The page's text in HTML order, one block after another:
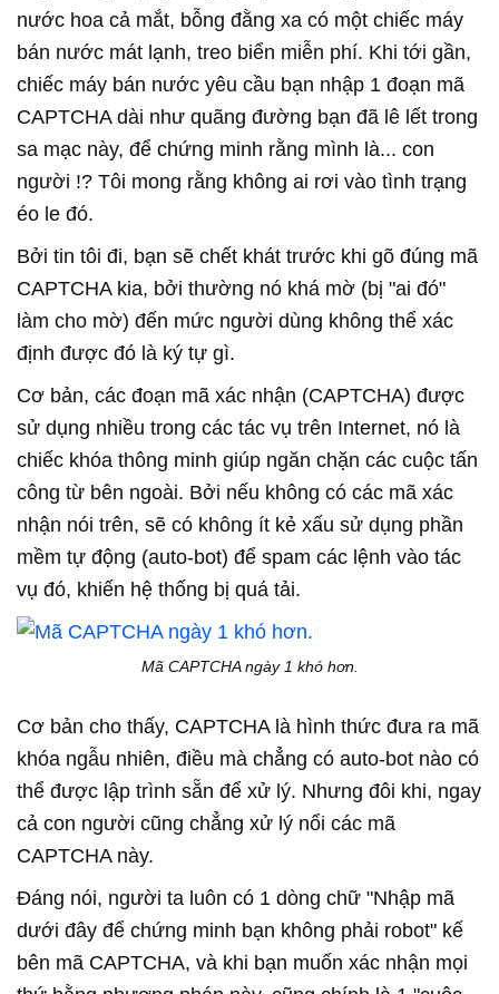
nước hoa cả mắt, bỗng đằng xa có một chiếc máy
bán nước mát lạnh, treo biển miễn phí. Khi tới gần,
chiếc máy bán nước yêu cầu bạn nhập 1 đoạn mã
CAPTCHA dài như quãng đường bạn đã lê lết trong
sa mạc này, để chứng minh rằng mình là... con
người !? Tôi mong rằng không ai rơi vào tình trạng
éo le đó.
Bởi tin tôi đi, bạn sẽ chết khát trước khi gõ đúng mã
CAPTCHA kia, bởi thường nó khá mờ (bị "ai đó"
làm cho mờ) đến mức người dùng không thể xác
định được đó là ký tự gì.
Cơ bản, các đoạn mã xác nhận (CAPTCHA) được
sử dụng nhiều trong các tác vụ trên Internet, nó là
chiếc khóa thông minh giúp ngăn chặn các cuộc tấn
công từ bên ngoài. Bởi nếu không có các mã xác
nhận nói trên, sẽ có không ít kẻ xấu sử dụng phần
mềm tự động (auto-bot) để spam các lệnh vào tác
vụ đó, khiến hệ thống bị quá tải.
Mã CAPTCHA ngày 1 khó hơn.
Cơ bản cho thấy, CAPTCHA là hình thức đưa ra mã
khóa ngẫu nhiên, điều mà chẳng có auto-bot nào có
thể được lập trình sẵn để xử lý. Nhưng đôi khi, ngay
cả con người cũng chẳng xử lý nổi các mã
CAPTCHA này.
Đáng nói, người ta luôn có 1 dòng chữ "Nhập mã
dưới đây để chứng minh bạn không phải robot" kế
bên mã CAPTCHA, và khi bạn muốn xác nhận mọi